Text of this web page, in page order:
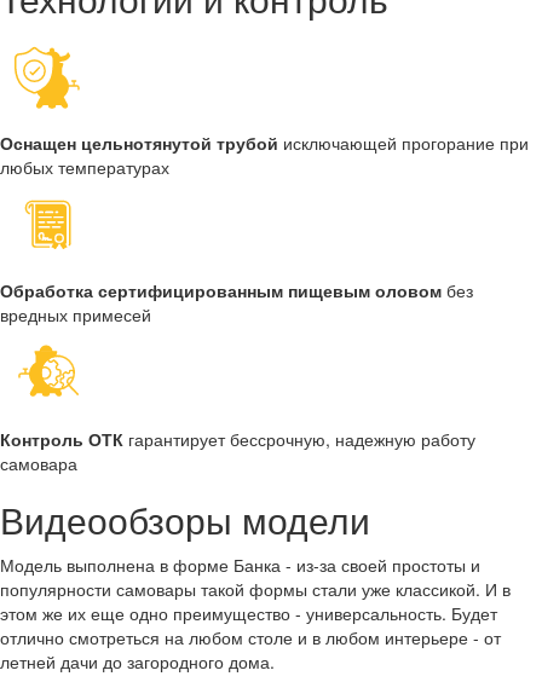
Оснащен цельнотянутой трубой исключающей прогорание при
любых температурах
Обработка сертифицированным пищевым оловом без
вредных примесей
Контроль ОТК гарантирует бессрочную, надежную работу
самовара
Видеообзоры модели
Модель выполнена в форме Банка - из-за своей простоты и
популярности самовары такой формы стали уже классикой. И в
этом же их еще одно преимущество - универсальность. Будет
отлично смотреться на любом столе и в любом интерьере - от
летней дачи до загородного дома.